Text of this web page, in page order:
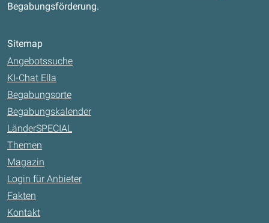
Begabungsförderung.
Sitemap
Angebotssuche
KI-Chat Ella
Begabungsorte
Begabungskalender
LänderSPECIAL
Themen
Magazin
Login für Anbieter
Fakten
Kontakt